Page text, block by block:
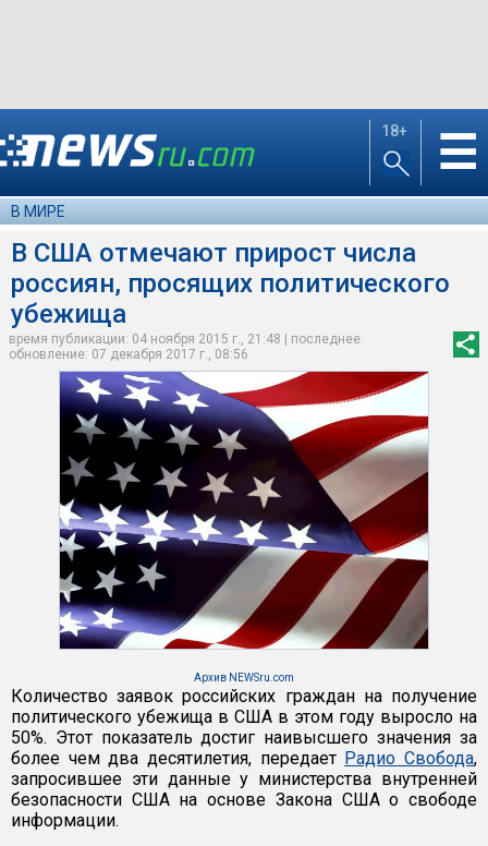
18+ ☰
В МИРЕ
В США отмечают прирост числа
россиян, просящих политического
убежища
время публикации: 04 ноября 2015 г., 21:48 | последнее
обновление: 07 декабря 2017 г., 08:56
Архив NEWSru.com
Количество заявок российских граждан на получение
политического убежища в США в этом году выросло на
50%. Этот показатель достиг наивысшего значения за
более чем два десятилетия, передает Радио Свобода,
запросившее эти данные у министерства внутренней
безопасности США на основе Закона США о свободе
информации.